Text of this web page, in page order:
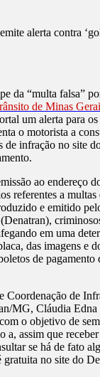
da “multa falsa”
de Minas
um alerta para
o motorista a
de infração no site
ao endereço
referentes a multas
e emitido
em uma
das imagens e
de pagamento
Coordenação de
MG, Cláudia Edna
o objetivo de
a, assim que
se há de fato
gratuita no site do